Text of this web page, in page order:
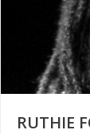
RUTHIE